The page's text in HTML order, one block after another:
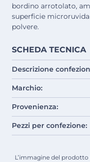
bordino arrotolato,
superficie
polvere.
SCHEDA TECNICA
Descrizione
Marchio:
Provenienza:
Pezzi per confezione:
L’immagine del